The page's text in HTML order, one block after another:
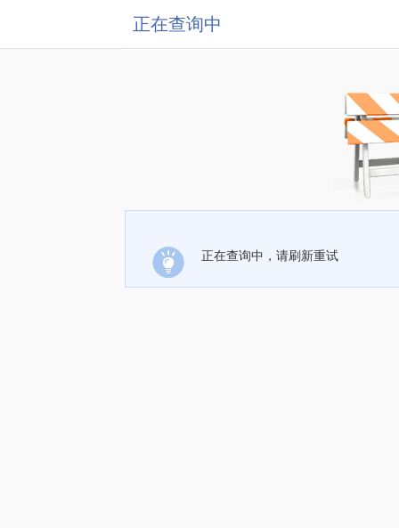
正在查询中
正在查询中，请刷新重试